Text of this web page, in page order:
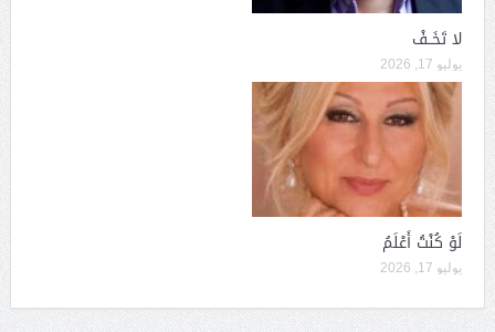
لا تَخَــفْ
يوليو 17, 2026
لَوْ كُنْتُ أَعْلَمُ
يوليو 17, 2026